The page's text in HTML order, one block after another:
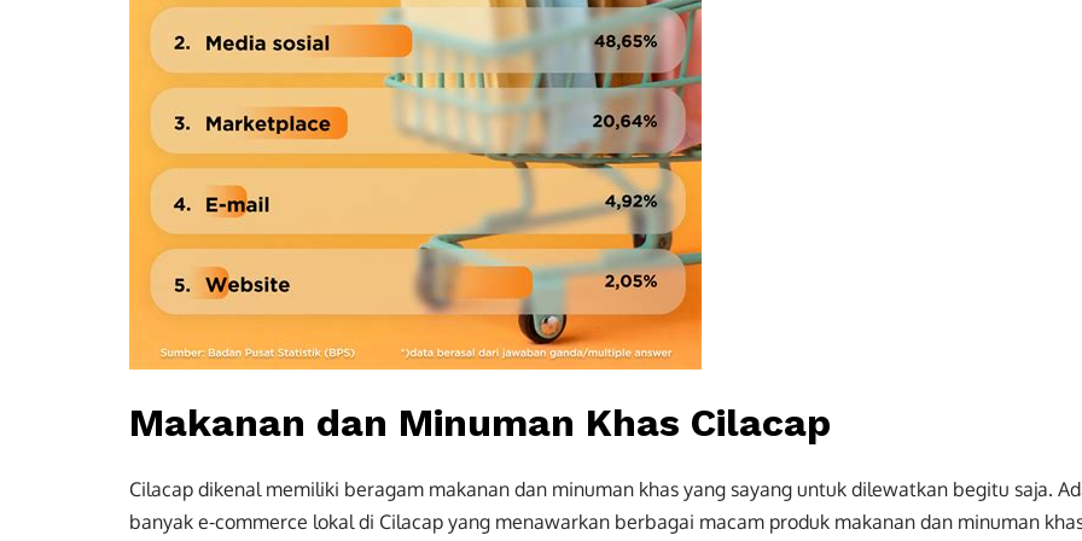
Makanan dan Minuman Khas Cilacap
Cilacap dikenal memiliki beragam makanan dan minuman khas yang sayang untuk dilewatkan begitu saja.
banyak e-commerce lokal di Cilacap yang menawarkan berbagai macam produk makanan dan minuman